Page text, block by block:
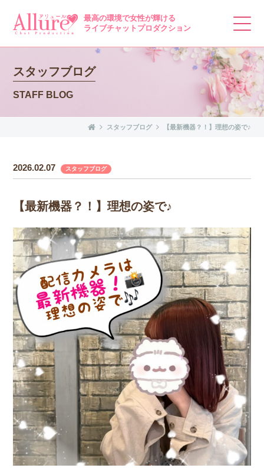
スタッフブログ
STAFF BLOG
最高の環境で女性が輝ける
ライブチャットプロダクション
スタッフブログ 【最新機器？！】理想の姿で♪
2026.02.07 スタッフブログ
【最新機器？！】理想の姿で♪